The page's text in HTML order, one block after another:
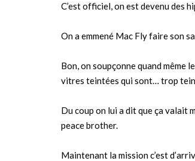
C’est officiel, on est devenu des
On a emmené Mac Fly faire son
Bon, on soupçonne quand même
vitres teintées qui sont… trop
Du coup on lui a dit que ça valait
peace brother.
Maintenant la mission c’est